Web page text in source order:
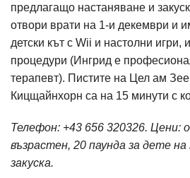
предлагащо настаняване и
отвори врати на 1-и декември и
детски кът с Wii и настолни игри,
процедури (Ингрид е
терапевт). Пистите на Цел ам
Кицщайнхорн са на 15 минути с
Телефон: +43 656 320326. Цени:
възрастен, 20 паунда за дете
закуска.